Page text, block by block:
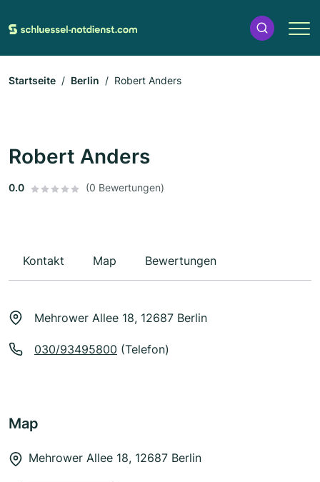
Startseite Berlin Robert Anders
Robert Anders
0.0 (0 Bewertungen)
Kontakt Map Bewertungen
Mehrower Allee 18, 12687 Berlin
030/93495800 (Telefon)
Map
Mehrower Allee 18, 12687 Berlin